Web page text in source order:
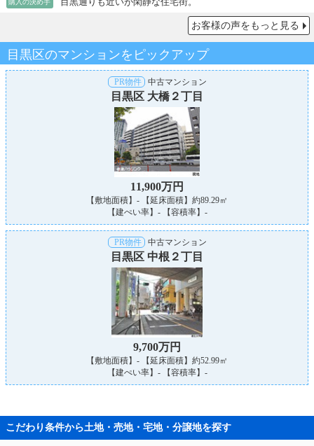
購入の決め手 目黒通りも近いが閑静な住宅街。
お客様の声をもっと見る
目黒区のマンションをピックアップ
PR物件 中古マンション
目黒区 大橋２丁目
11,900万円
【敷地面積】- 【延床面積】約89.29㎡
【建ぺい率】- 【容積率】-
PR物件 中古マンション
目黒区 中根２丁目
9,700万円
【敷地面積】- 【延床面積】約52.99㎡
【建ぺい率】- 【容積率】-
こだわり条件から土地・売地・宅地・分譲地を探す